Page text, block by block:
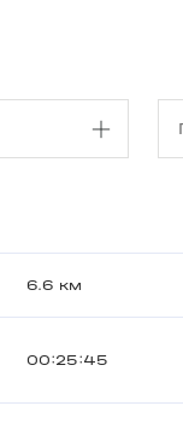
6.6 км
00:25:45